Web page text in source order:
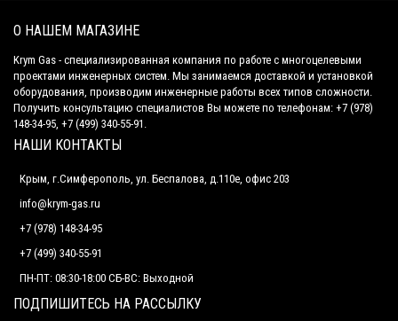
О НАШЕМ МАГАЗИНЕ
Krym Gas - специализированная компания по работе с многоцелевыми
проектами инженерных систем. Мы занимаемся доставкой и установкой
оборудования, производим инженерные работы всех типов сложности.
Получить консультацию специалистов Вы можете по телефонам: +7 (978)
148-34-95, +7 (499) 340-55-91.
НАШИ КОНТАКТЫ
Крым, г.Симферополь, ул. Беспалова, д.110е, офис 203
info@krym-gas.ru
+7 (978) 148-34-95
+7 (499) 340-55-91 ​
ПН-ПТ: 08:30-18:00 СБ-ВС: Выходной
ПОДПИШИТЕСЬ НА РАССЫЛКУ